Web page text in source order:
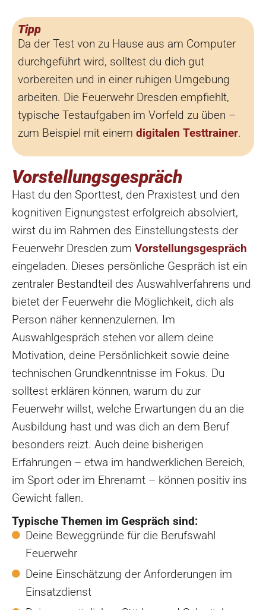
Tipp
Da der Test von zu Hause aus am Computer
durchgeführt wird, solltest du dich gut
vorbereiten und in einer ruhigen Umgebung
arbeiten. Die Feuerwehr Dresden empfiehlt,
typische Testaufgaben im Vorfeld zu üben –
zum Beispiel mit einem digitalen Testtrainer.
Vorstellungsgespräch
Hast du den Sporttest, den Praxistest und den
kognitiven Eignungstest erfolgreich absolviert,
wirst du im Rahmen des Einstellungstests der
Feuerwehr Dresden zum Vorstellungsgespräch
eingeladen. Dieses persönliche Gespräch ist ein
zentraler Bestandteil des Auswahlverfahrens und
bietet der Feuerwehr die Möglichkeit, dich als
Person näher kennenzulernen. Im
Auswahlgespräch stehen vor allem deine
Motivation, deine Persönlichkeit sowie deine
technischen Grundkenntnisse im Fokus. Du
solltest erklären können, warum du zur
Feuerwehr willst, welche Erwartungen du an die
Ausbildung hast und was dich an dem Beruf
besonders reizt. Auch deine bisherigen
Erfahrungen – etwa im handwerklichen Bereich,
im Sport oder im Ehrenamt – können positiv ins
Gewicht fallen.
Typische Themen im Gespräch sind:
Deine Beweggründe für die Berufswahl
Feuerwehr
Deine Einschätzung der Anforderungen im
Einsatzdienst